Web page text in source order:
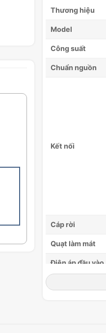
Thương hiệu
Model
Công suất
Chuẩn nguồn
Kết nối
Cáp rời
Quạt làm mát
Điện áp đầu vào